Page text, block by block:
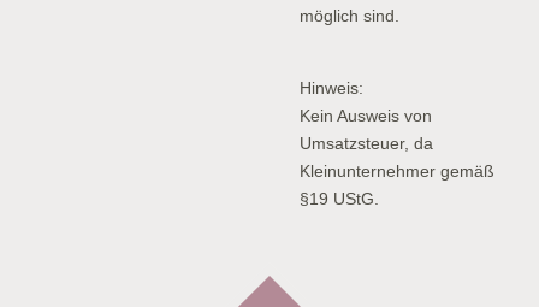
möglich sind.
Hinweis:
Kein Ausweis von
Umsatzsteuer, da
Kleinunternehmer gemäß
§19 UStG.